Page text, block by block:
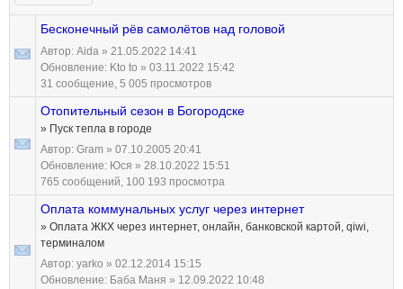
Бесконечный рёв самолётов над головой
Автор: Aida » 21.05.2022 14:41
Обновление: Kto to » 03.11.2022 15:42
31 сообщение, 5 005 просмотров
Отопительный сезон в Богородске
» Пуск тепла в городе
Автор: Gram » 07.10.2005 20:41
Обновление: Юся » 28.10.2022 15:51
765 сообщений, 100 193 просмотра
Оплата коммунальных услуг через интернет
» Оплата ЖКХ через интернет, онлайн, банковской картой, qiwi,
терминалом
Автор: yarko » 02.12.2014 15:15
Обновление: Баба Маня » 12.09.2022 10:48